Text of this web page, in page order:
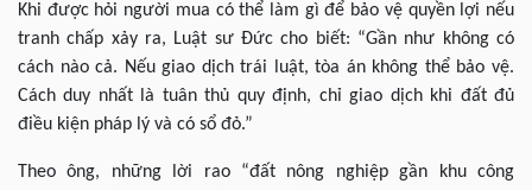
Khi được hỏi người mua có thể làm gì để bảo vệ quyền lợi nếu
tranh chấp xảy ra, Luật sư Đức cho biết: “Gần như không có
cách nào cả. Nếu giao dịch trái luật, tòa án không thể bảo vệ.
Cách duy nhất là tuân thủ quy định, chỉ giao dịch khi đất đủ
điều kiện pháp lý và có sổ đỏ.”
Theo ông, những lời rao “đất nông nghiệp gần khu công